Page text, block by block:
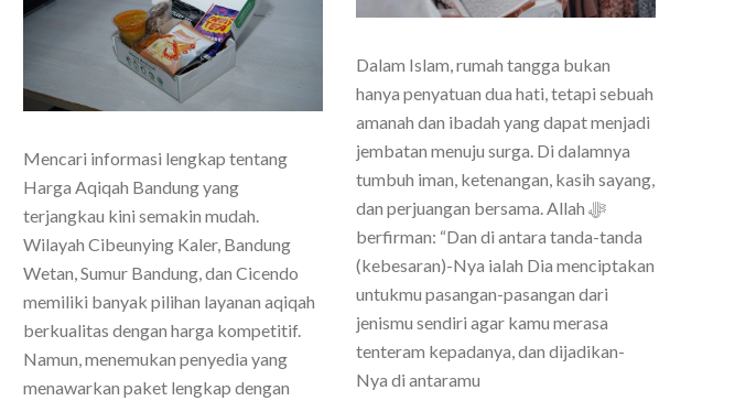
Mencari informasi lengkap tentang
Harga Aqiqah Bandung yang
terjangkau kini semakin mudah.
Wilayah Cibeunying Kaler, Bandung
Wetan, Sumur Bandung, dan Cicendo
memiliki banyak pilihan layanan aqiqah
berkualitas dengan harga kompetitif.
Namun, menemukan penyedia yang
menawarkan paket lengkap dengan
Dalam Islam, rumah tangga bukan
hanya penyatuan dua hati, tetapi sebuah
amanah dan ibadah yang dapat menjadi
jembatan menuju surga. Di dalamnya
tumbuh iman, ketenangan, kasih sayang,
dan perjuangan bersama. Allah ﷻ
berfirman: “Dan di antara tanda-tanda
(kebesaran)-Nya ialah Dia menciptakan
untukmu pasangan-pasangan dari
jenismu sendiri agar kamu merasa
tenteram kepadanya, dan dijadikan-
Nya di antaramu